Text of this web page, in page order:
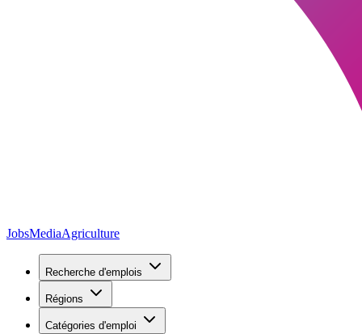
JobsMediaAgriculture
Recherche d'emplois
Régions
Catégories d'emploi